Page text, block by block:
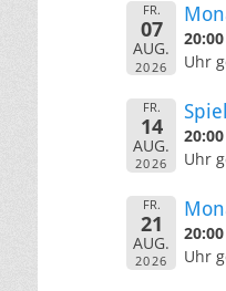
FR.
07
AUG.
2026
Uhr
FR.
14
AUG.
2026
Uhr
FR.
21
AUG.
2026
Uhr